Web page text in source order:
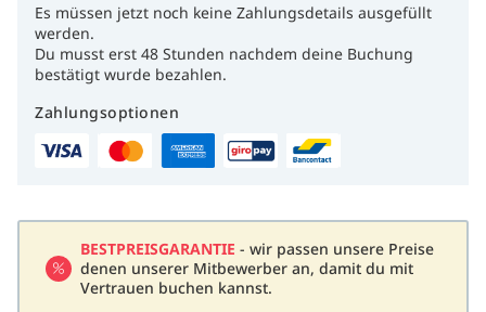
Es müssen jetzt noch keine Zahlungsdetails ausgefüllt
werden.
Du musst erst 48 Stunden nachdem deine Buchung
bestätigt wurde bezahlen.
Zahlungsoptionen
BESTPREISGARANTIE - wir passen unsere Preise
denen unserer Mitbewerber an, damit du mit
Vertrauen buchen kannst.